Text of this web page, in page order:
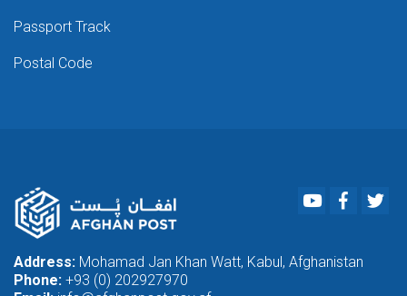
Passport Track
Postal Code
Youtube
Address: Mohamad Jan Khan Watt, Kabul, Afghanistan
Phone: +93 (0) 202927970